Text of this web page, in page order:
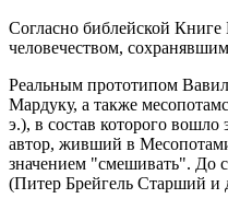
Согласно библейской
человечеством,
Реальным прототипом
Мардуку, а также
э.), в состав которого
автор, живший в
значением "смешивать". До
(Питер Брейгель Старший и